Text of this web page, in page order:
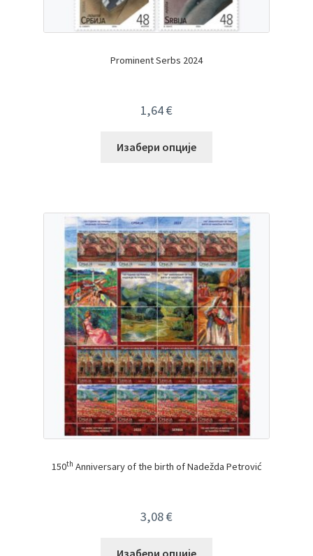
Prominent Serbs 2024
1,64€
Изабери опције
150th Anniversary of the birth of Nadežda Petrović
3,08€
Изабери опције